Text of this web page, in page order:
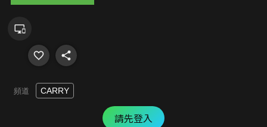
頻道 CARRY
請先登入